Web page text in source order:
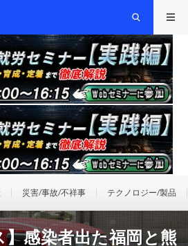
災害/事故/不祥事 テクノロジー/製品
感染者出た福岡と熊